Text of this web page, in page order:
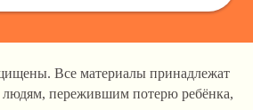
Все материалы принадлежат
пережившим потерю ребёнка,